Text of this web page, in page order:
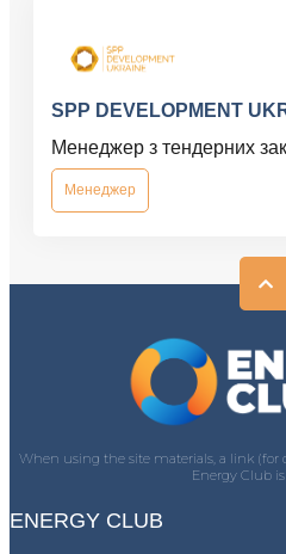
SPP DEVELOPMENT
Менеджер з тендерних
Менеджер
When using the site materials, a link (for
Energy Club
ENERGY CLUB